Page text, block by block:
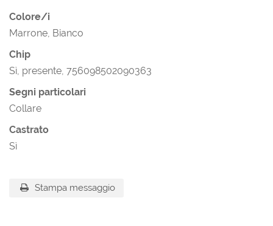
Colore/i
Marrone, Bianco
Chip
Sì, presente, 756098502090363
Segni particolari
Collare
Castrato
Sì
Stampa messaggio